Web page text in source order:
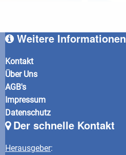
Weitere Informationen
Kontakt
Über Uns
AGB's
Impressum
Datenschutz
Der schnelle Kontakt
Herausgeber: